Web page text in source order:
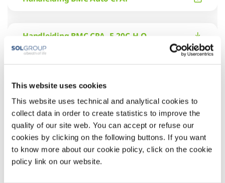
This website uses cookies
This website uses technical and analytical cookies to
collect data in order to create statistics to improve the
quality of our site web. You can accept or refuse our
cookies by clicking on the following buttons. If you want
to know more about our cookie policy, click on the cookie
policy link on our website.
Handleiding BMC CPA _E-20C-H-O
Handleiding BMC met bevochtiger 20C-H-O
Handleiding Caire Liberator Base Unit